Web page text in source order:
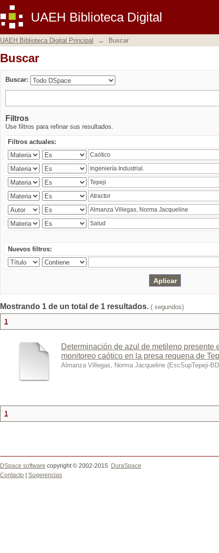
UAEH Biblioteca Digital
Buscar
UAEH Biblioteca Digital Principal → Buscar
Buscar
Buscar:
Filtros
Use filtros para refinar sus resultados.
Filtros actuales:
Nuevos filtros:
Mostrando 1 de un total de 1 resultados. ( segundos)
1
Determinación de azul de metileno presente
monitoreo caótico en la presa requena de
Almanza Villegas, Norma Jacqueline (EscSupTepeji-
1
DSpace software copyright © 2002-2015
DuraSpace
Contacto
Sugerencias